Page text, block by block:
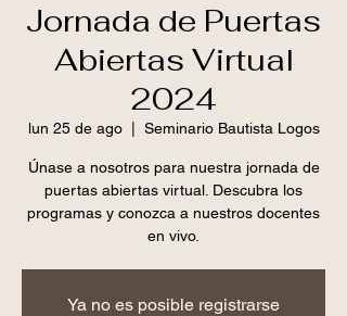
Jornada de Puertas
Abiertas Virtual
2024
lun 25 de ago
  |
Seminario Bautista Logos
Únase a nosotros para nuestra jornada de
puertas abiertas virtual. Descubra los
programas y conozca a nuestros docentes
en vivo.
Ya no es posible registrarse